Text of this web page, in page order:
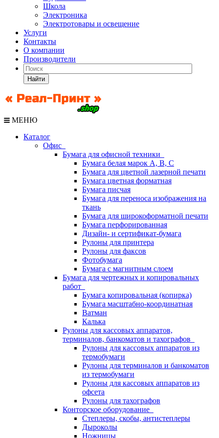
Школа
Электроника
Электротовары и освещение
Услуги
Контакты
О компании
Производители
Найти
МЕНЮ
Каталог
Офис
Бумага для офисной техники
Бумага белая марок А, В, С
Бумага для цветной лазерной печати
Бумага цветная форматная
Бумага писчая
Бумага для переноса изображения на
ткань
Бумага для широкоформатной печати
Бумага перфорированная
Дизайн- и сертификат-бумага
Рулоны для принтера
Рулоны для факсов
Фотобумага
Бумага с магнитным слоем
Бумага для чертежных и копировальных
работ
Бумага копировальная (копирка)
Бумага масштабно-координатная
Ватман
Калька
Рулоны для кассовых аппаратов,
терминалов, банкоматов и тахографов
Рулоны для кассовых аппаратов из
термобумаги
Рулоны для терминалов и банкоматов
из термобумаги
Рулоны для кассовых аппаратов из
офсета
Рулоны для тахографов
Конторское оборудование
Степлеры, скобы, антистеплеры
Дыроколы
Ножницы